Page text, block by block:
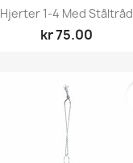
Hjerter 1-4 Med Ståltråd
kr 75.00